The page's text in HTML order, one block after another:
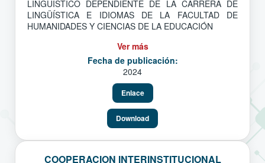
LINGUISTICO DEPENDIENTE DE LA CARRERA DE
LINGÜÍSTICA E IDIOMAS DE LA FACULTAD DE
HUMANIDADES Y CIENCIAS DE LA EDUCACIÓN
Ver más
Fecha de publicación:
2024
Enlace
Download
COOPERACION INTERINSTITUCIONAL